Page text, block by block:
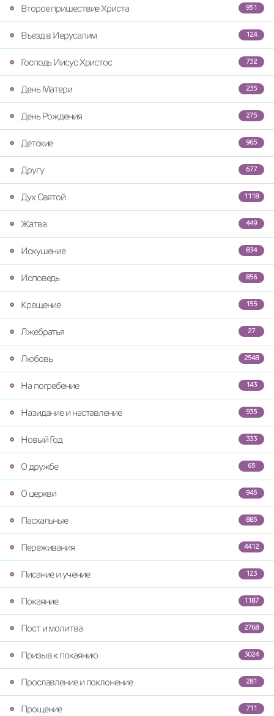
951
Второе пришествие Христа
124
Въезд в Иерусалим
732
Господь Иисус Христос
235
День Матери
275
День Рождения
965
Детские
677
Другу
1118
Дух Святой
449
Жатва
834
Искушение
856
Исповедь
155
Крещение
27
Лжебратья
2548
Любовь
143
На погребение
935
Назидание и наставление
333
Новый Год
65
О дружбе
945
О церкви
885
Пасхальные
4412
Переживания
123
Писание и учение
1187
Покаяние
2768
Пост и молитва
3024
Призыв к покаянию
281
Прославление и поклонение
711
Прощение